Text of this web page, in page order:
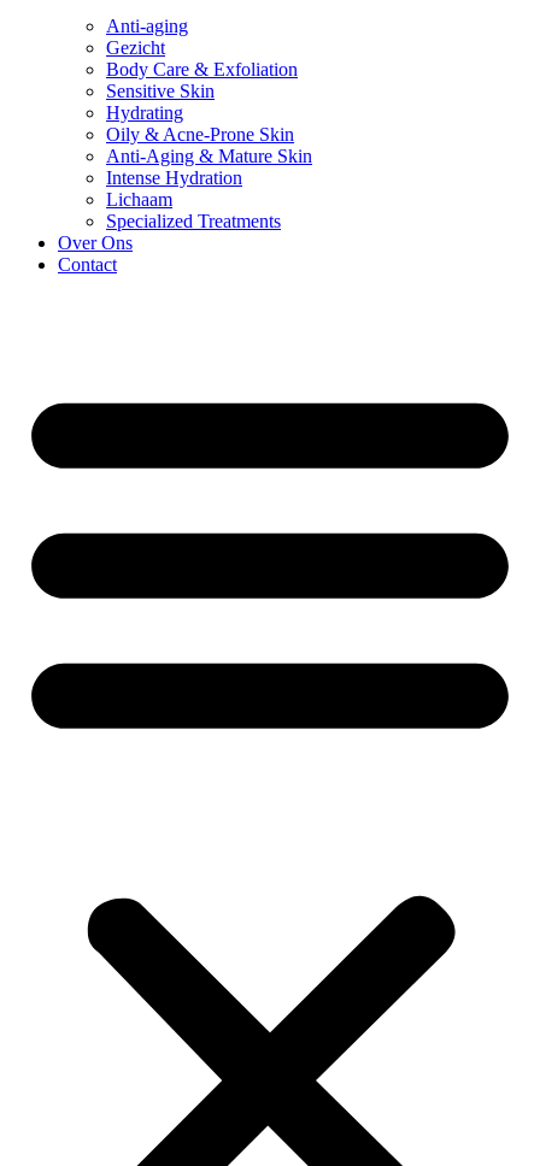
Anti-aging
Gezicht
Body Care & Exfoliation
Sensitive Skin
Hydrating
Oily & Acne-Prone Skin
Anti-Aging & Mature Skin
Intense Hydration
Lichaam
Specialized Treatments
Over Ons
Contact